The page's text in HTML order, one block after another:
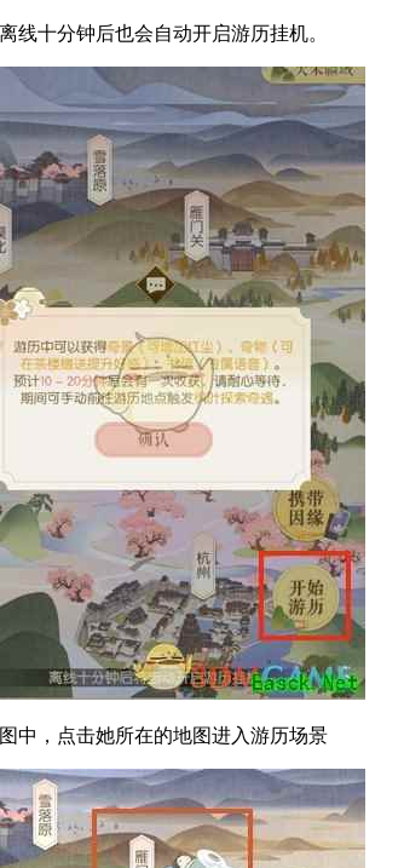
线十分钟后也会自动开启游历挂机。
中，点击她所在的地图进入游历场景